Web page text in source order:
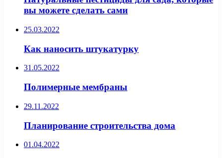
вы можете сделать сами
25.03.2022
Как наносить штукатурку
31.05.2022
Полимерные мембраны
29.11.2022
Планирование строительства дома
01.04.2022